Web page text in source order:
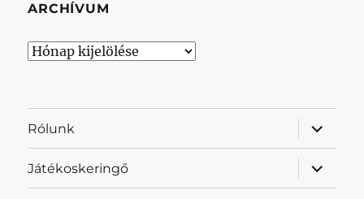
ARCHÍVUM
Archívum
Rólunk
almenü
Játékoskeringő
almenü